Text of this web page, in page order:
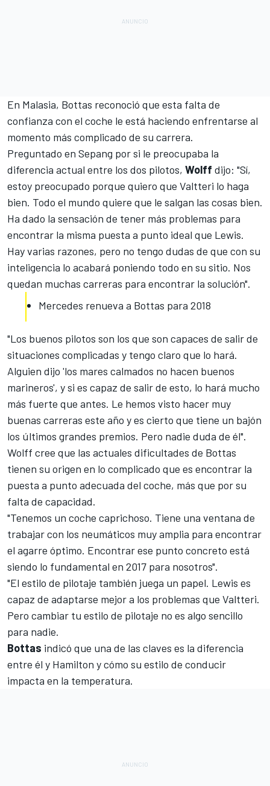
En Malasia, Bottas reconoció que esta falta de
confianza con el coche le está haciendo enfrentarse al
momento más complicado de su carrera.
Preguntado en Sepang por si le preocupaba la
diferencia actual entre los dos pilotos, Wolff dijo: "Sí,
estoy preocupado porque quiero que Valtteri lo haga
bien. Todo el mundo quiere que le salgan las cosas bien.
Ha dado la sensación de tener más problemas para
encontrar la misma puesta a punto ideal que Lewis.
Hay varias razones, pero no tengo dudas de que con su
inteligencia lo acabará poniendo todo en su sitio. Nos
quedan muchas carreras para encontrar la solución".
Mercedes renueva a Bottas para 2018
"Los buenos pilotos son los que son capaces de salir de
situaciones complicadas y tengo claro que lo hará.
Alguien dijo 'los mares calmados no hacen buenos
marineros', y si es capaz de salir de esto, lo hará mucho
más fuerte que antes. Le hemos visto hacer muy
buenas carreras este año y es cierto que tiene un bajón
los últimos grandes premios. Pero nadie duda de él".
Wolff cree que las actuales dificultades de Bottas
tienen su origen en lo complicado que es encontrar la
puesta a punto adecuada del coche, más que por su
falta de capacidad.
"Tenemos un coche caprichoso. Tiene una ventana de
trabajar con los neumáticos muy amplia para encontrar
el agarre óptimo. Encontrar ese punto concreto está
siendo lo fundamental en 2017 para nosotros".
"El estilo de pilotaje también juega un papel. Lewis es
capaz de adaptarse mejor a los problemas que Valtteri.
Pero cambiar tu estilo de pilotaje no es algo sencillo
para nadie.
Bottas indicó que una de las claves es la diferencia
entre él y Hamilton y cómo su estilo de conducir
impacta en la temperatura.